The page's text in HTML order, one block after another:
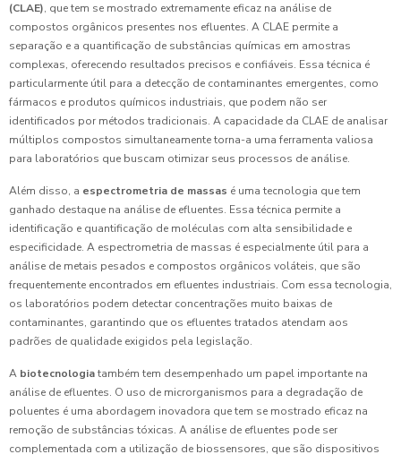
(CLAE), que tem se mostrado extremamente eficaz na análise de
compostos orgânicos presentes nos efluentes. A CLAE permite a
separação e a quantificação de substâncias químicas em amostras
complexas, oferecendo resultados precisos e confiáveis. Essa técnica é
particularmente útil para a detecção de contaminantes emergentes, como
fármacos e produtos químicos industriais, que podem não ser
identificados por métodos tradicionais. A capacidade da CLAE de analisar
múltiplos compostos simultaneamente torna-a uma ferramenta valiosa
para laboratórios que buscam otimizar seus processos de análise.
Além disso, a espectrometria de massas é uma tecnologia que tem
ganhado destaque na análise de efluentes. Essa técnica permite a
identificação e quantificação de moléculas com alta sensibilidade e
especificidade. A espectrometria de massas é especialmente útil para a
análise de metais pesados e compostos orgânicos voláteis, que são
frequentemente encontrados em efluentes industriais. Com essa tecnologia,
os laboratórios podem detectar concentrações muito baixas de
contaminantes, garantindo que os efluentes tratados atendam aos
padrões de qualidade exigidos pela legislação.
A biotecnologiatambém tem desempenhado um papel importante na
análise de efluentes. O uso de microrganismos para a degradação de
poluentes é uma abordagem inovadora que tem se mostrado eficaz na
remoção de substâncias tóxicas. A análise de efluentes pode ser
complementada com a utilização de biossensores, que são dispositivos